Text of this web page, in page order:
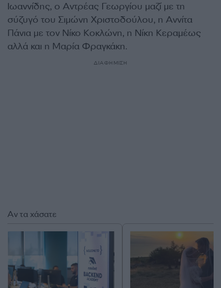
Ιωαννίδης, ο Αντρέας Γεωργίου μαζί με τη
σύζυγό του Σιμώνη Χριστοδούλου, η Αννίτα
Πάνια με τον Νίκο Κοκλώνη, η Νίκη Κεραμέως
αλλά και η Μαρία Φραγκάκη.
ΔΙΑΦΗΜΙΣΗ
Αν τα χάσατε